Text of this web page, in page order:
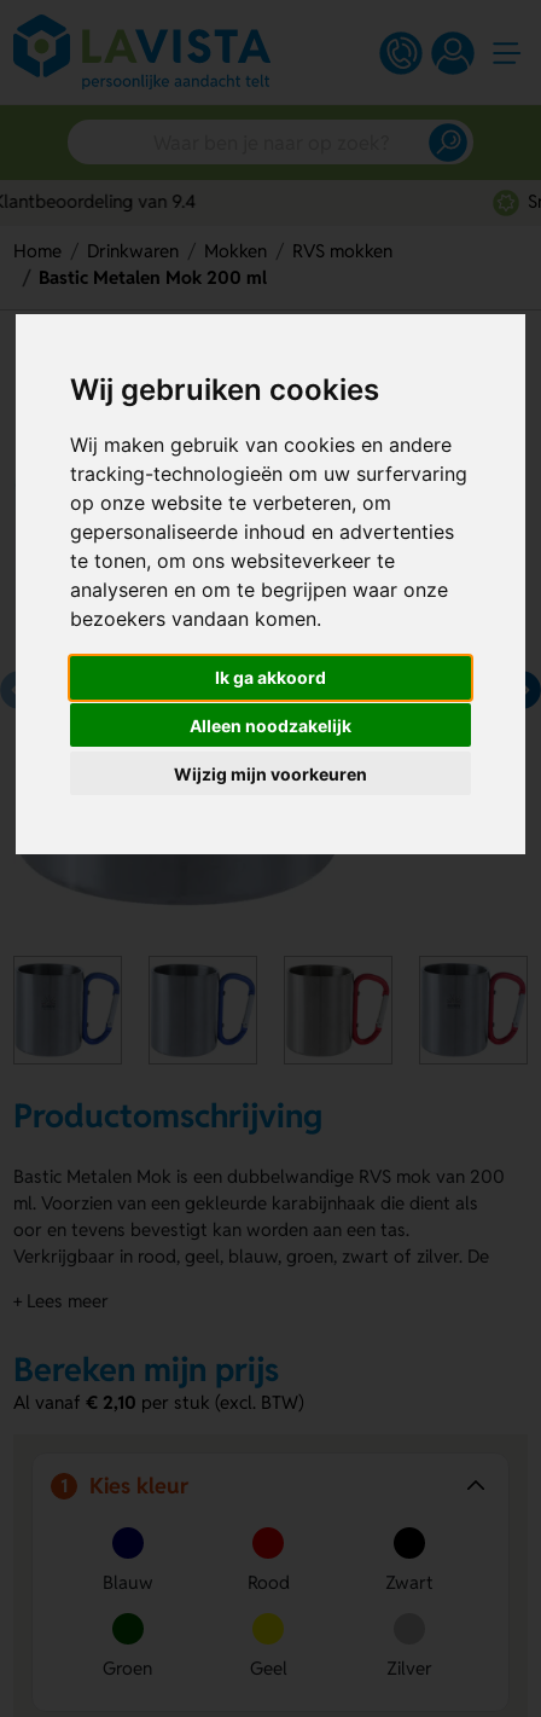
Wij gebruiken cookies
Wij maken gebruik van cookies en andere
tracking-technologieën om uw surfervaring
op onze website te verbeteren, om
gepersonaliseerde inhoud en advertenties
te tonen, om ons websiteverkeer te
analyseren en om te begrijpen waar onze
bezoekers vandaan komen.
Ik ga akkoord
Alleen noodzakelijk
Wijzig mijn voorkeuren
Snelle persoonlijke service
Home Drinkwaren Mokken
RVS mokken
Bastic Metalen Mok 200 ml
Artikelnummer:133180
Productomschrijving
Bastic Metalen Mok is een dubbelwandige RVS mok van 200
ml. Voorzien van een gekleurde karabijnhaak die dient als
oor en tevens bevestigt kan worden aan een tas.
Verkrijgbaar in rood, geel, blauw, groen, zwart of zilver. De
worden met logo, naam of ontwerp. Bestel snel of vraag een
Voordelen van de Bastic Metalen Mok
Dubbelwandig RVS:
koud en is duurzaam in gebruik.
Praktische karabijnhaak: Gemakkelijk te bevestigen aan
tas of rugzak, ideaal voor onderweg.
+ Lees meer
Bereken mijn prijs
Al vanaf€ 2,10 per stuk (excl. BTW)
1 Kies kleur
Blauw Rood Zwart
Groen Geel Zilver